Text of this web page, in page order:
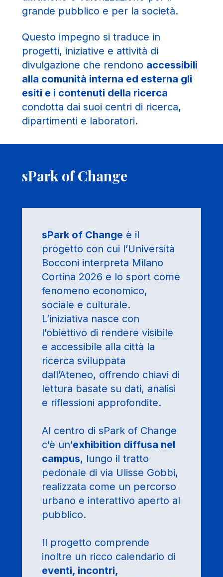
grande pubblico e per la società.
Questo impegno si traduce in
progetti, iniziative e attività di
divulgazione che rendono accessibili
alla comunità interna ed esterna gli
esiti e i contenuti della ricerca
condotta dai suoi centri di ricerca,
dipartimenti e laboratori.
sPark of Change
sPark of Change è il
progetto con cui l’Università
Bocconi interpreta Milano
Cortina 2026 e lo sport come
fenomeno economico,
sociale e culturale.
L’iniziativa nasce con
l’obiettivo di rendere visibile
e accessibile alla città la
ricerca sviluppata
dall’Ateneo, offrendo chiavi di
lettura basate su dati, analisi
e riflessioni approfondite.
Al centro di sPark of Change
c’è un’exhibition diffusa nel
campus, lungo il tratto
pedonale di via Ulisse Gobbi,
realizzata come un percorso
urbano e interattivo aperto al
pubblico.
Il progetto comprende
inoltre un ricco calendario di
eventi, incontri,